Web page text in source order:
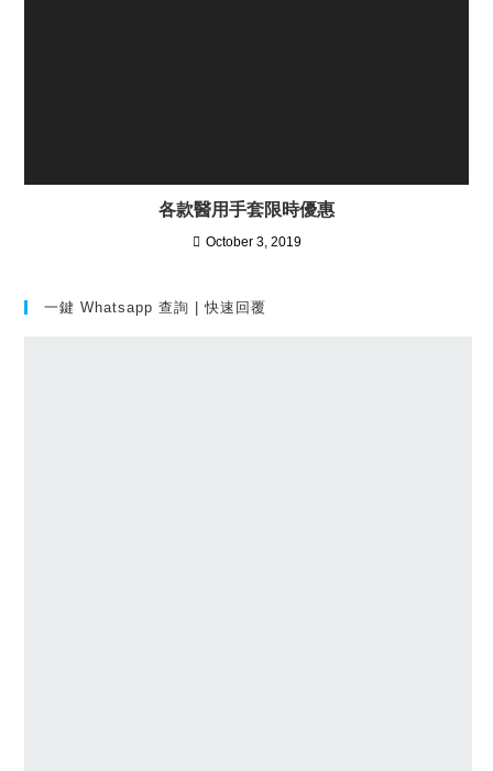
各款醫用手套限時優惠
October 3, 2019
一鍵 Whatsapp 查詢 | 快速回覆